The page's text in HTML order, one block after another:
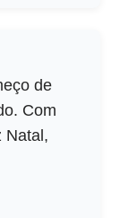
de
Com
Natal,